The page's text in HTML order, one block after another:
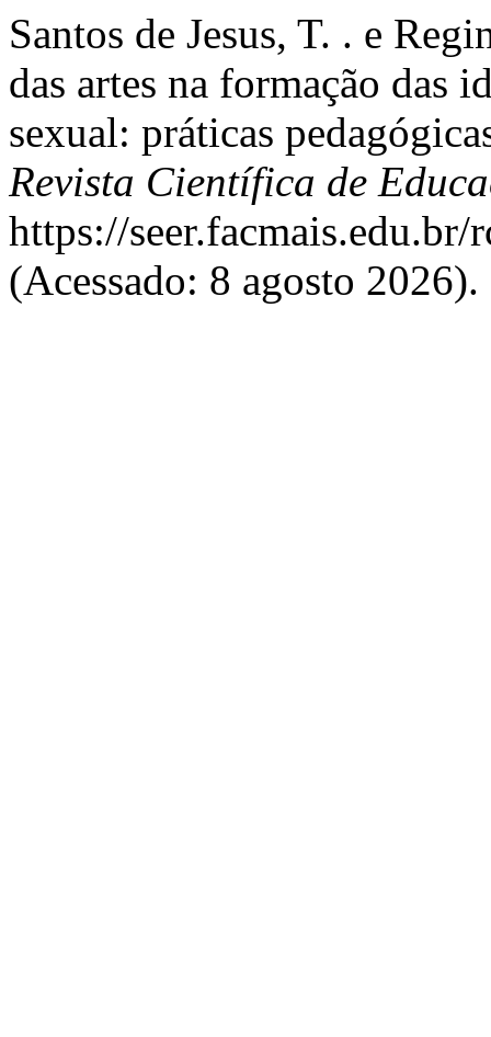
Santos de Jesus, T. . e
das artes na formação das
sexual: práticas
Revista Científica de
https://
(Acessado: 8 agosto 2026).